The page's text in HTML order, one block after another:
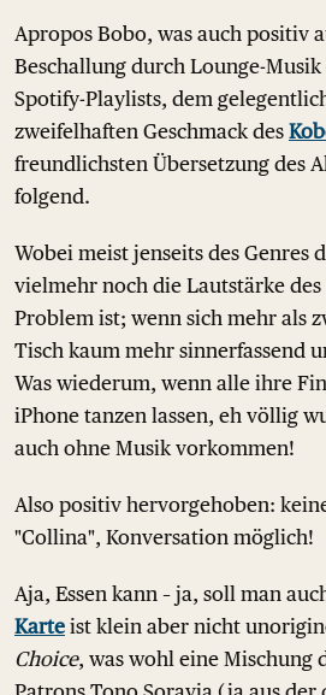
Apropos Bobo, was auch positiv
Beschallung durch Lounge-
Spotify-Playlists, dem
zweifelhaften Geschmack des
freundlichsten Übersetzung des
folgend.
Wobei meist jenseits des Genres
vielmehr noch die Lautstärke
Problem ist; wenn sich mehr als
Tisch kaum mehr sinnerfassend
Was wiederum, wenn alle ihre
iPhone tanzen lassen, eh völlig
auch ohne Musik vorkommen!
Also positiv hervorgehoben:
"Collina", Konversation möglich!
Aja, Essen kann – ja, soll man
Karte ist klein aber nicht
Choice, was wohl eine Mischung